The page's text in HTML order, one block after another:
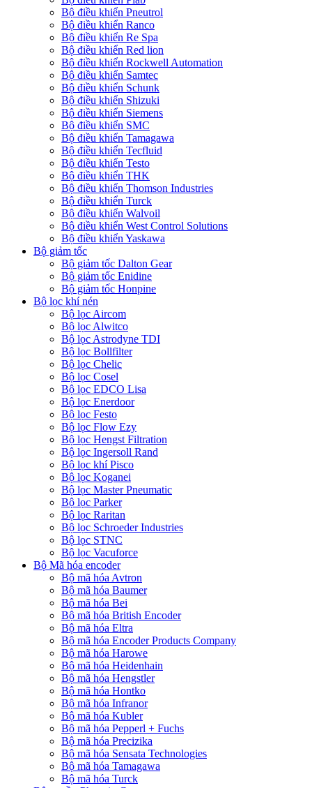
Bộ điều khiển Pneutrol
Bộ điều khiển Ranco
Bộ điều khiển Re Spa
Bộ điều khiển Red lion
Bộ điều khiển Rockwell Automation
Bộ điều khiển Samtec
Bộ điều khiển Schunk
Bộ điều khiển Shizuki
Bộ điều khiển Siemens
Bộ điều khiển SMC
Bộ điều khiển Tamagawa
Bộ điều khiển Tecfluid
Bộ điều khiển Testo
Bộ điều khiển THK
Bộ điều khiển Thomson Industries
Bộ điều khiển Turck
Bộ điều khiển Walvoil
Bộ điều khiển West Control Solutions
Bộ điều khiển Yaskawa
Bộ giảm tốc
Bộ giảm tốc Dalton Gear
Bộ giảm tốc Enidine
Bộ giảm tốc Honpine
Bộ lọc khí nén
Bộ lọc Aircom
Bộ lọc Alwitco
Bộ lọc Astrodyne TDI
Bộ lọc Bollfilter
Bộ lọc Chelic
Bộ lọc Cosel
Bộ lọc EDCO Lisa
Bộ lọc Enerdoor
Bộ lọc Festo
Bộ lọc Flow Ezy
Bộ lọc Hengst Filtration
Bộ lọc Ingersoll Rand
Bộ lọc khí Pisco
Bộ lọc Koganei
Bộ lọc Master Pneumatic
Bộ lọc Parker
Bộ lọc Raritan
Bộ lọc Schroeder Industries
Bộ lọc STNC
Bộ lọc Vacuforce
Bộ Mã hóa encoder
Bộ mã hóa Avtron
Bộ mã hóa Baumer
Bộ mã hóa Bei
Bộ mã hóa British Encoder
Bộ mã hóa Eltra
Bộ mã hóa Encoder Products Company
Bộ mã hóa Harowe
Bộ mã hóa Heidenhain
Bộ mã hóa Hengstler
Bộ mã hóa Hontko
Bộ mã hóa Infranor
Bộ mã hóa Kubler
Bộ mã hóa Pepperl + Fuchs
Bộ mã hóa Precizika
Bộ mã hóa Sensata Technologies
Bộ mã hóa Tamagawa
Bộ mã hóa Turck